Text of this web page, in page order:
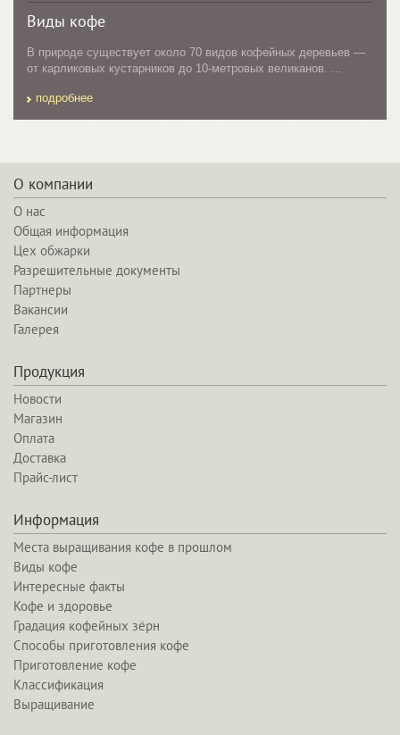
Виды кофе
В природе существует около 70 видов кофейных деревьев —
от карликовых кустарников до 10-метровых великанов. ...
подробнее
О компании
О нас
Общая информация
Цех обжарки
Разрешительные документы
Партнеры
Вакансии
Галерея
Продукция
Новости
Магазин
Оплата
Доставка
Прайс-лист
Информация
Места выращивания кофе в прошлом
Виды кофе
Интересные факты
Кофе и здоровье
Градация кофейных зёрн
Способы приготовления кофе
Приготовление кофе
Классификация
Выращивание